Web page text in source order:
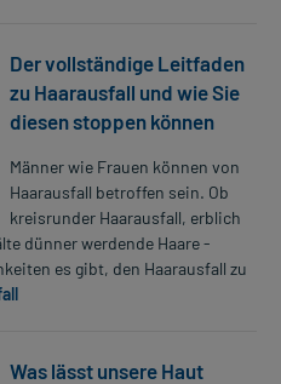
Der vollständige Leitfaden
zu Haarausfall und wie Sie
diesen stoppen können
Männer wie Frauen können von
Haarausfall betroffen sein. Ob
kreisrunder Haarausfall, erblich
dünner werdende Haare -
es gibt, den Haarausfall zu
Was lässt unsere Haut